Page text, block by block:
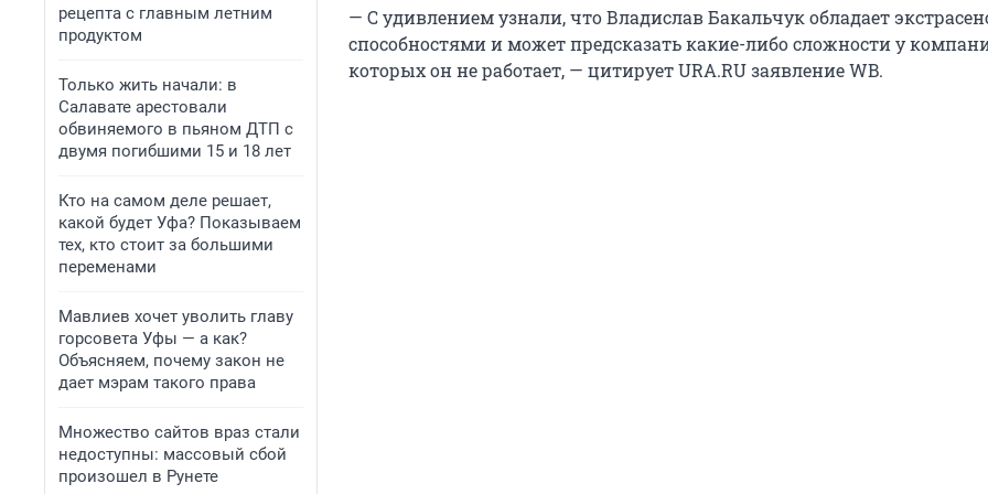
рецепта с главным летним
продуктом
Только жить начали: в
Салавате арестовали
обвиняемого в пьяном ДТП с
двумя погибшими 15 и 18 лет
Кто на самом деле решает,
какой будет Уфа? Показываем
тех, кто стоит за большими
переменами
Мавлиев хочет уволить главу
горсовета Уфы — а как?
Объясняем, почему закон не
дает мэрам такого права
Множество сайтов враз стали
недоступны: массовый сбой
произошел в Рунете
— С удивлением узнали, что Владислав Бакальчук обладает
способностями и может предсказать какие-либо сложности у
которых он не работает, — цитирует URA.RU заявление WB.